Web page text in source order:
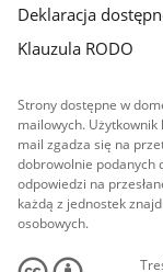
Deklaracja
Klauzula RODO
Strony dostępne w
mailowych.
mail zgadza się na
dobrowolnie podanych
odpowiedzi na
każdą z jednostek
osobowych.